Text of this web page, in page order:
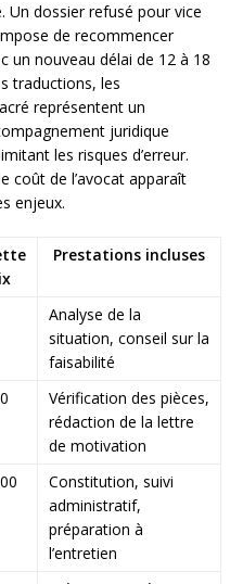
Un dossier refusé pour vice
de recommencer
un nouveau délai de 12 à 18
traductions, les
représentent un
juridique
les risques d’erreur.
coût de l’avocat apparaît
enjeux.
Prestations incluses
Analyse de la
situation, conseil sur la
faisabilité
Vérification des pièces,
rédaction de la lettre
de motivation
Constitution, suivi
administratif,
préparation à
l’entretien